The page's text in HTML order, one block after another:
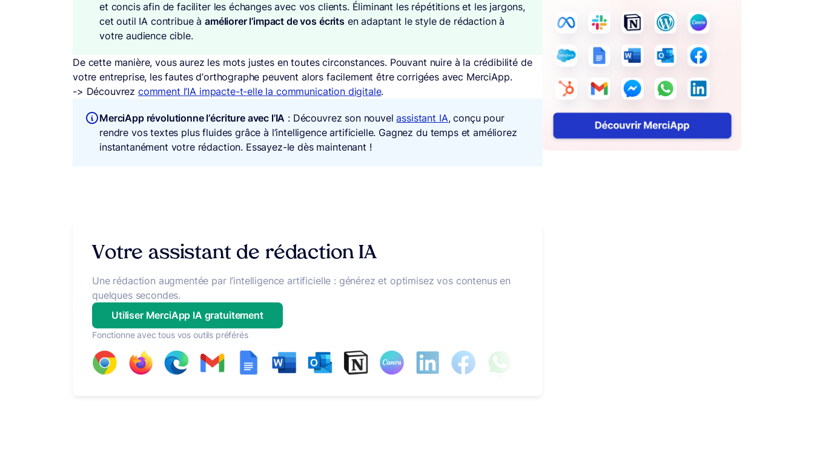
et concis afin de faciliter les échanges avec vos clients. Éliminant les répétitions et les jargons,
cet outil IA contribue à améliorer l’impact de vos écritsen adaptant le style de rédaction à
votre audience cible.
De cette manière, vous aurez les mots justes en toutes circonstances. Pouvant nuire à la crédibilité de
votre entreprise, les fautes d’orthographe peuvent alors facilement être corrigées avec MerciApp.
-> Découvrez comment l’IA impacte-t-elle la communication digitale.
MerciApp révolutionne l’écriture avec l’IA : Découvrez son nouvelassistant IA, conçu pour
rendre vos textes plus fluides grâce à l’intelligence artificielle. Gagnez du temps et améliorez
instantanément votre rédaction. Essayez-le dès maintenant !
Votre assistant de rédaction IA
Une rédaction augmentée par l’intelligence artificielle : générez et optimisez vos contenus en
quelques secondes.
Utiliser MerciApp IA gratuitement
Fonctionne avec tous vos outils préférés